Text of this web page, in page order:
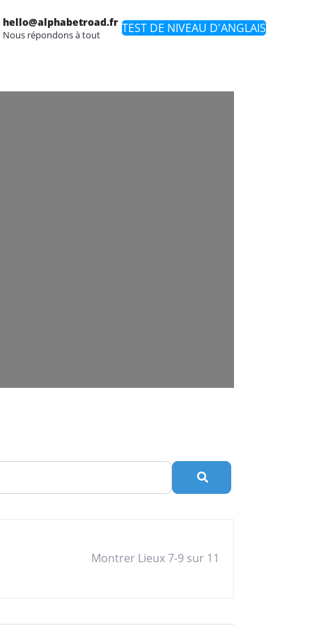
hello@alphabetroad.fr
Nous répondons à tout TEST DE NIVEAU D'ANGLAIS
Rechercher
Montrer Lieux 7-9 sur 11